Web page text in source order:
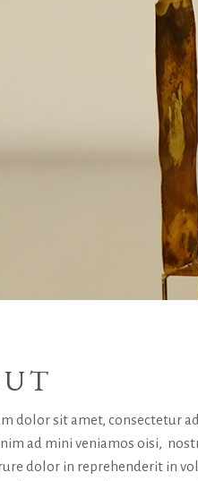
dolor sit amet, consectetur
ad mini veniamos oisi,
dolor in reprehenderit in